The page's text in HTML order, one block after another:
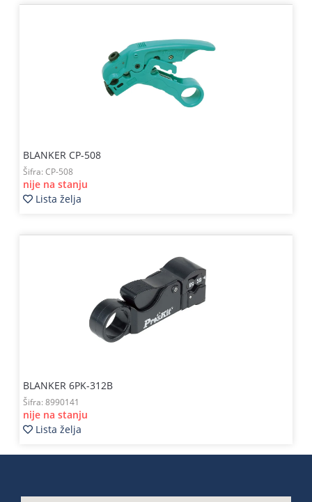
BLANKER CP-508
Šifra: CP-508
nije na stanju
Lista želja
BLANKER 6PK-312B
Šifra: 8990141
nije na stanju
Lista želja